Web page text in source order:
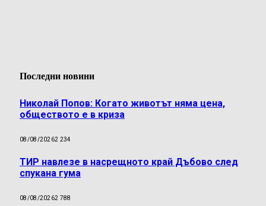
Последни новини
Николай Попов: Когато животът няма цена,
обществото е в криза
08/08/20262 234
ТИР навлезе в насрещното край Дъбово след
спукана гума
08/08/20262 788